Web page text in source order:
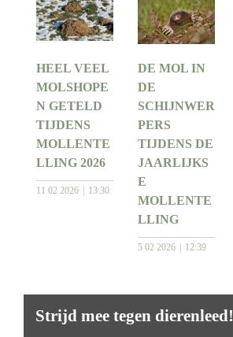
HEEL VEEL
MOLSHOPE
N GETELD
TIJDENS
MOLLENTE
LLING 2026
11 02 2026 13:30
DE MOL IN
DE
SCHIJNWER
PERS
TIJDENS DE
JAARLIJKS
E
MOLLENTE
LLING
5 02 2026 12:39
Strijd mee tegen dierenleed!